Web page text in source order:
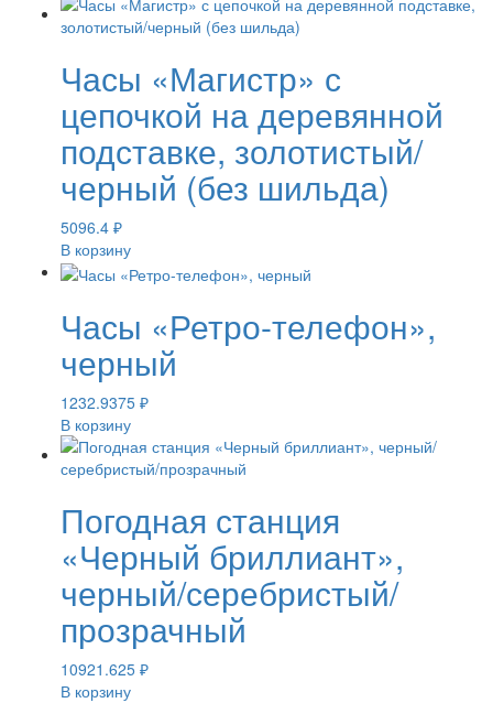
Часы «Магистр» с
цепочкой на деревянной
подставке, золотистый/
черный (без шильда)
5096.4 ₽
В корзину
Часы «Ретро-телефон»,
черный
1232.9375 ₽
В корзину
Погодная станция
«Черный бриллиант»,
черный/серебристый/
прозрачный
10921.625 ₽
В корзину